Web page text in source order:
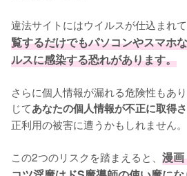
違法サイトにはウイルスが仕込まれて
覧するだけでもパソコンやスマホ
ルスに感染する恐れがあります。
さらに個人情報が漏れる危険性もあ
じてあなたの個人情報が不正に取得
正利用の被害に遭うかもしれません。
この2つのリスクを踏まえると、 漫